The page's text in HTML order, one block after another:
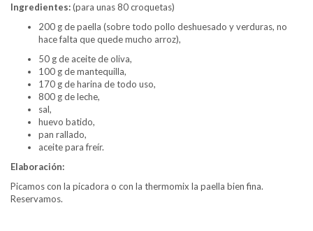
Ingredientes:(para unas 80 croquetas)
200 g de paella (sobre todo pollo deshuesado y verduras, no
hace falta que quede mucho arroz),
50 g de aceite de oliva,
100 g de mantequilla,
170 g de harina de todo uso,
800 g de leche,
sal,
huevo batido,
pan rallado,
aceite para freír.
Elaboración:
Picamos con la picadora o con la thermomix la paella bien fina.
Reservamos.